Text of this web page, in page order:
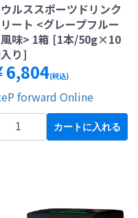
ルススポーツドリンク
ート <グレープフルー
味> 1箱 [1本/50g×10
り]
6,804(税込)
forward Online
カートに入れる